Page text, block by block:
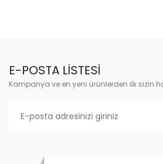
E-POSTA LİSTESİ
Kampanya ve en yeni ürünlerden ilk sizin